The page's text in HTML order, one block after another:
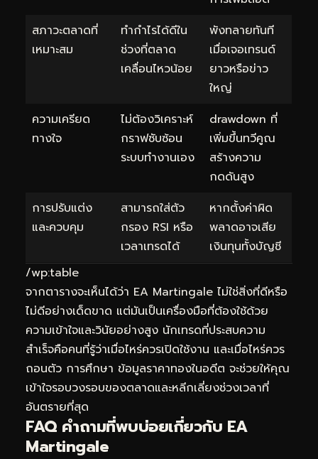
สภาวะตลาดที่
เหมาะสม
ทำกำไรได้ดีใน
ช่วงที่ตลาด
เคลื่อนไหวน้อย
พังทลายทันที
เมื่อเจอเทรนด์
ยาวหรือข่าว
ใหญ่
ความเครียด
ทางใจ
ไม่ต้องวิเคราะห์
กราฟซับซ้อน
ระบบทำงานเอง
drawdown ที่
เพิ่มขึ้นทวีคูณ
สร้างความ
กดดันสูง
การปรับแต่ง
และควบคุม
สามารถใส่ตัว
กรอง RSI หรือ
เวลาเทรดได้
หากตั้งค่าผิด
พลาดอาจเสีย
เงินทุนทั้งบัญชี
/wp:table
จากตารางจะเห็นได้ว่า EA Martingale ไม่ใช่สิ่งที่ดีหรือ
ไม่ดีอย่างเด็ดขาด แต่มันเป็นเครื่องมือที่ต้องใช้ด้วย
ความเข้าใจและวินัยอย่างสูง นักเทรดที่ประสบความ
สำเร็จคือคนที่รู้ว่าเมื่อไหร่ควรเปิดใช้งาน และเมื่อไหร่ควร
ถอนตัว การศึกษา ข้อมูลราคาทองในอดีต จะช่วยให้คุณ
เข้าใจรอบวงรอบของตลาดและหลีกเลี่ยงช่วงเวลาที่
อันตรายที่สุด
FAQ คำถามที่พบบ่อยเกี่ยวกับ EA
Martingale